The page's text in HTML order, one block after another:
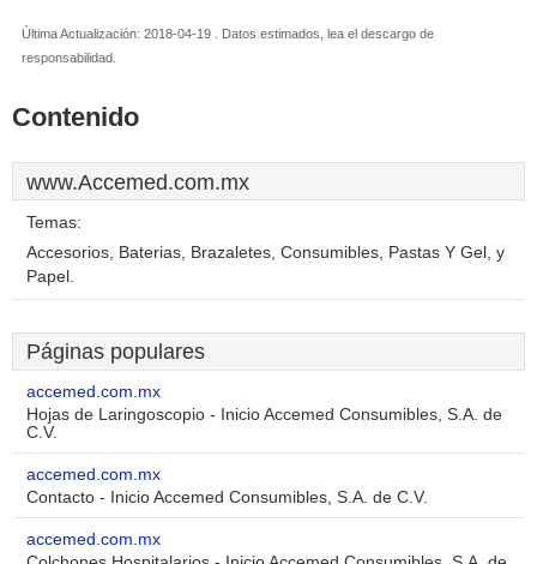
Última Actualización: 2018-04-19 . Datos estimados, lea el descargo de
responsabilidad.
Contenido
www.Accemed.com.mx
Temas:
Accesorios, Baterias, Brazaletes, Consumibles, Pastas Y Gel, y
Papel.
Páginas populares
accemed.com.mx
Hojas de Laringoscopio - Inicio Accemed Consumibles, S.A. de
C.V.
accemed.com.mx
Contacto - Inicio Accemed Consumibles, S.A. de C.V.
accemed.com.mx